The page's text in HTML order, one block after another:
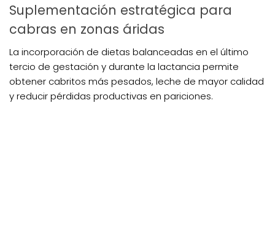
Suplementación estratégica para
cabras en zonas áridas
La incorporación de dietas balanceadas en el último
tercio de gestación y durante la lactancia permite
obtener cabritos más pesados, leche de mayor calidad
y reducir pérdidas productivas en pariciones.